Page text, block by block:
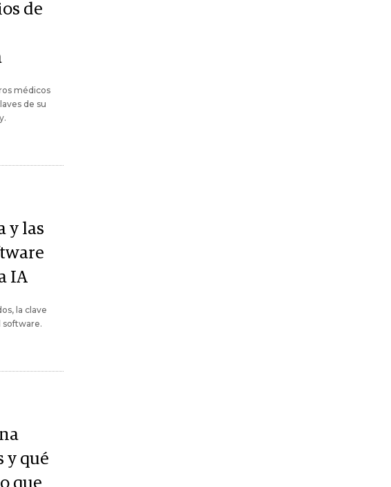
de
médicos
de su
y las
IA
la clave
software.
y qué
que